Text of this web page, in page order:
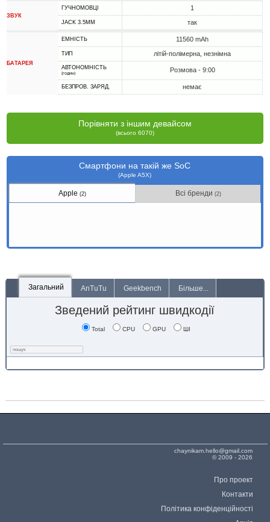
ЗВУК
ГУЧНОМОВЦІ 1
JACK 3.5MM так
БАТАРЕЯ
ЕМНІСТЬ 11560 mAh
ТИП літій-полімерна, незнімна
АВТОНОМНІСТЬ
(годин) Розмова - 9:00
БЕЗПРОВ. ЗАРЯД. немає
Порівняти з іншим девайсом
(всього 6070)
Смартфони на такій же SoC
(Apple A5X)
Apple(2) Всі бренди (2)
Загальний AnTuTu Geekbench Більше...
Зведений рейтинг швидкодії
Total CPU GPU ШІ
chaynikam.hello@gmail.com
© 2009 - 2026
Про проект
Контакти
Політика конфіденційності